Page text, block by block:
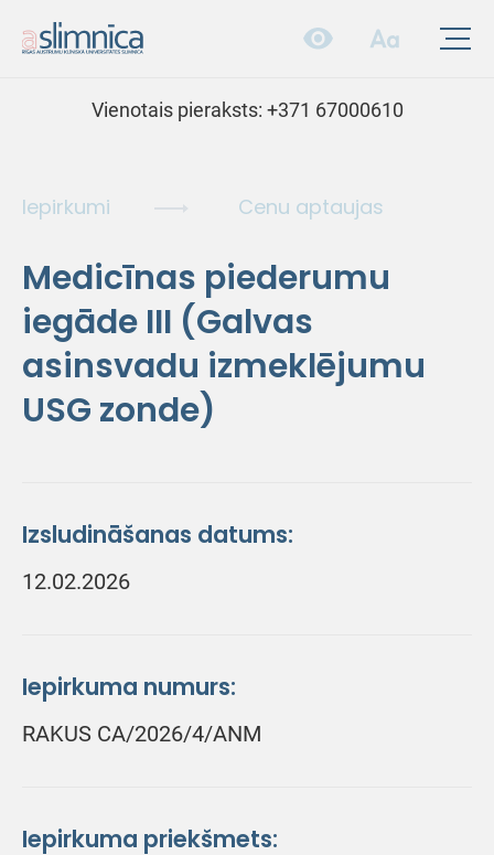
Vienotais pieraksts: +371 67000610
Iepirkumi Cenu aptaujas
Medicīnas piederumu
iegāde III (Galvas
asinsvadu izmeklējumu
USG zonde)
Izsludināšanas datums:
12.02.2026
Iepirkuma numurs:
RAKUS CA/2026/4/ANM
Iepirkuma priekšmets: